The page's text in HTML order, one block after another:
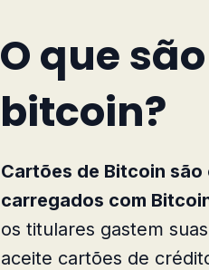
O que
bitcoin?
Cartões de Bitcoin
carregados com
os titulares gastem
aceite cartões de